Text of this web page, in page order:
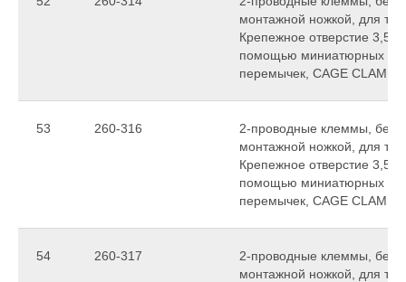
монтажной ножкой, для
Крепежное отверстие 3,5
помощью миниатюрных
перемычек, CAGE CLAMP
53 260-316
2-проводные клеммы, без
монтажной ножкой, для
Крепежное отверстие 3,5
помощью миниатюрных
перемычек, CAGE CLAMP
54 260-317
2-проводные клеммы, без
монтажной ножкой, для